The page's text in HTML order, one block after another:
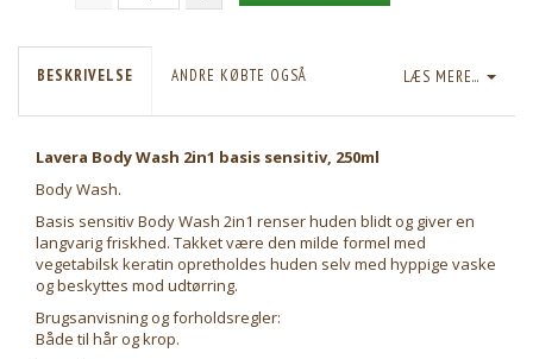
LÆS MERE...
BESKRIVELSE ANDRE KØBTE OGSÅ
Lavera Body Wash 2in1 basis sensitiv, 250ml
Body Wash.
Basis sensitiv Body Wash 2in1 renser huden blidt og giver en
langvarig friskhed. Takket være den milde formel med
vegetabilsk keratin opretholdes huden selv med hyppige vaske
og beskyttes mod udtørring.
Brugsanvisning og forholdsregler:
Både til hår og krop.